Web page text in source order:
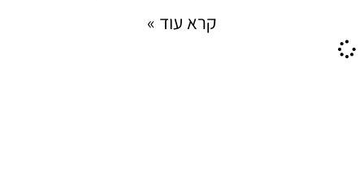
קרא עוד »